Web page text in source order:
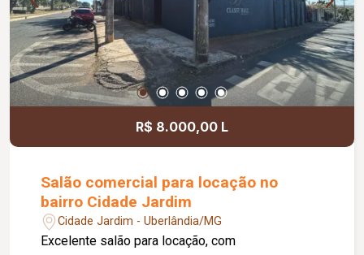
R$ 8.000,00 L
Salão comercial para locação no
bairro Cidade Jardim
Cidade Jardim - Uberlândia/MG
Excelente salão para locação, com